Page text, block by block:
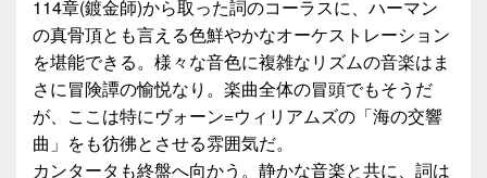
114章(鍍金師)から取った詞のコーラスに、ハーマン
の真骨頂とも言える色鮮やかなオーケストレーション
を堪能できる。様々な音色に複雑なリズムの音楽はま
さに冒険譚の愉悦なり。楽曲全体の冒頭でもそうだ
が、ここは特にヴォーン=ウィリアムズの「海の交響
曲」をも彷彿とさせる雰囲気だ。
カンタータも終盤へ向かう。静かな音楽と共に、詞は